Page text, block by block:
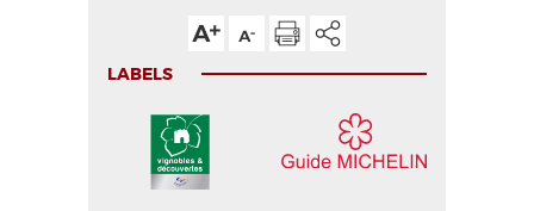
LABELS